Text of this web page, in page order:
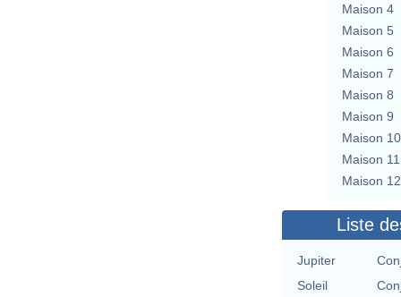
Maison 4
Maison 5
Maison 6
Maison 7
Maison 8
Maison 9
Maison 10
Maison 11
Maison 12
Liste
Jupiter
Soleil